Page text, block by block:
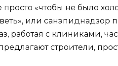
«чтобы не было
или
работая с клиниками,
строители,